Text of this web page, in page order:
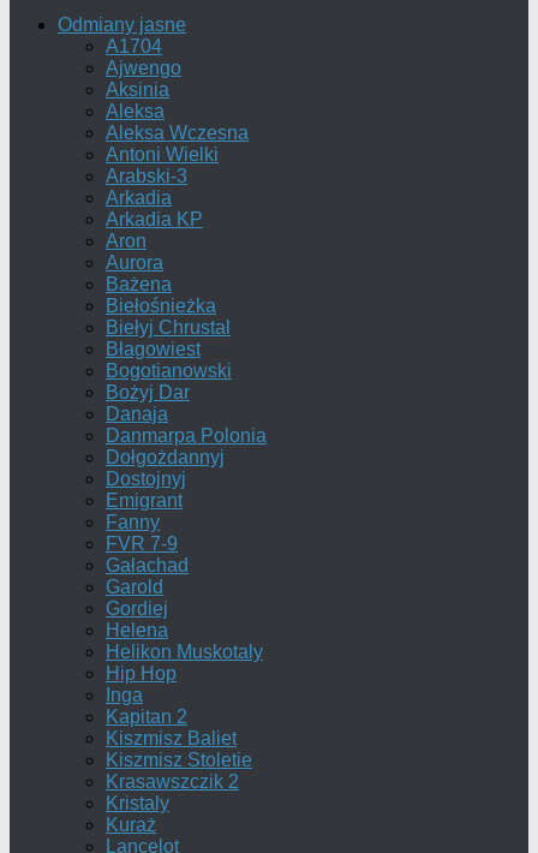
Odmiany jasne
A1704
Ajwengo
Aksinia
Aleksa
Aleksa Wczesna
Antoni Wielki
Arabski-3
Arkadia
Arkadia KP
Aron
Aurora
Bażena
Biełośnieżka
Biełyj Chrustal
Błagowiest
Bogotianowski
Bożyj Dar
Danaja
Danmarpa Polonia
Dołgożdannyj
Dostojnyj
Emigrant
Fanny
FVR 7-9
Gałachad
Garold
Gordiej
Helena
Helikon Muskotaly
Hip Hop
Inga
Kapitan 2
Kiszmisz Baliet
Kiszmisz Stoletie
Krasawszczik 2
Kristaly
Kuraż
Lancelot